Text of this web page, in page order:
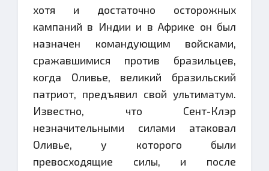
хотя и достаточно осторожных
кампаний в Индии и в Африке он был
назначен командующим войсками,
сражавшимися против бразильцев,
когда Оливье, великий бразильский
патриот, предъявил свой ультиматум.
Известно, что Сент-Клэр
незначительными силами атаковал
Оливье, у которого были
превосходящие силы, и после